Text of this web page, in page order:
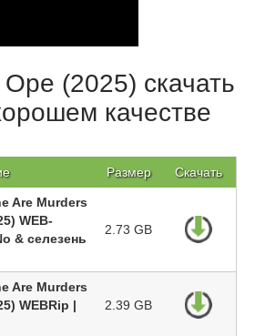
(2025) скачать
качестве
Размер Скачать
Are Murders
WEB-
& селезень
2.73 GB
Are Murders
WEBRip |
2.39 GB